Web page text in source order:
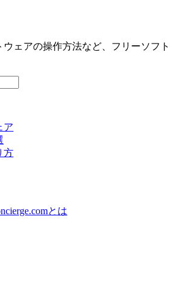
ェアの操作方法など、フリーソフト
ア
方
とは